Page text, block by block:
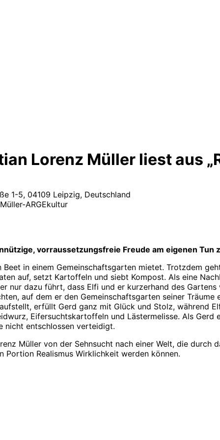
Lorenz Müller liest aus
1-5, 04109 Leipzig, Deutschland
ARGEkultur
vorraussetzungsfreie Freude am eigenen Tun
in einem Gemeinschaftsgarten mietet. Trotzdem
auf, setzt Kartoffeln und siebt Kompost. Als eine
nur dazu führt, dass Elfi und er kurzerhand des
auf dem er den Gemeinschaftsgarten seiner
erfüllt Gerd ganz mit Glück und Stolz, während
Eifersuchtskartoffeln und Lästermelisse. Als Gerd
nicht entschlossen verteidigt.
Müller von der Sehnsucht nach einer Welt, die durch
Portion Realismus Wirklichkeit werden können.